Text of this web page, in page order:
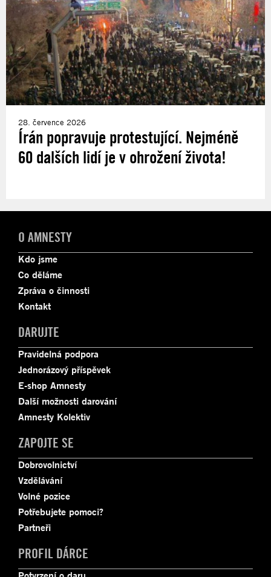
28. července 2026
Írán popravuje protestující. Nejméně
60 dalších lidí je v ohrožení života!
O AMNESTY
Kdo jsme
Co děláme
Zpráva o činnosti
Kontakt
DARUJTE
Pravidelná podpora
Jednorázový příspěvek
E-shop Amnesty
Další možnosti darování
Amnesty Kolektiv
ZAPOJTE SE
Dobrovolnictví
Vzdělávání
Volné pozice
Potřebujete pomoci?
Partneři
PROFIL DÁRCE